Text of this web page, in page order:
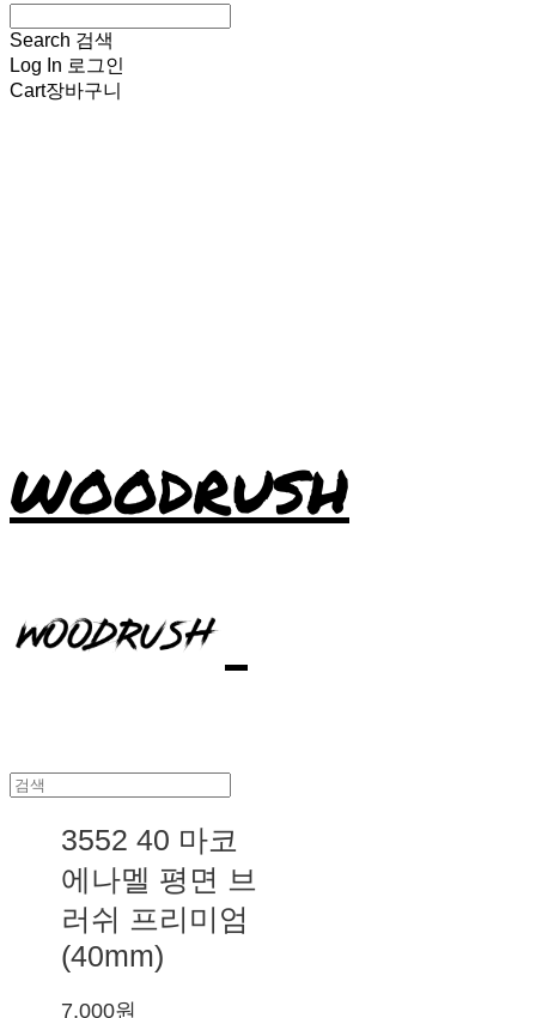
Search 검색
Log In 로그인
Cart장바구니
WOODRUSH
3552 40 마코
에나멜 평면 브
러쉬 프리미엄
(40mm)
7,000원